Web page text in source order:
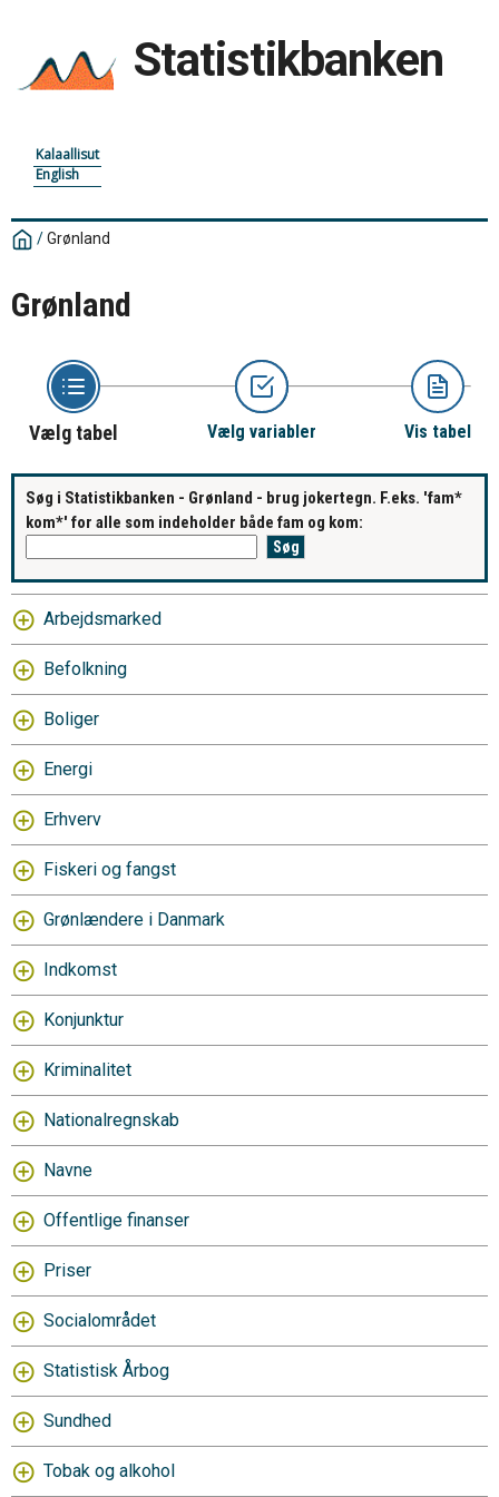
Statistikbanken
Kalaallisut
English
/Grønland
Grønland
Vælg tabel Vælg variabler Vis tabel
Søg i Statistikbanken - Grønland - brug jokertegn. F.eks. 'fam*
kom*' for alle som indeholder både fam og kom:
Arbejdsmarked
Befolkning
Boliger
Energi
Erhverv
Fiskeri og fangst
Grønlændere i Danmark
Indkomst
Konjunktur
Kriminalitet
Nationalregnskab
Navne
Offentlige finanser
Priser
Socialområdet
Statistisk Årbog
Sundhed
Tobak og alkohol